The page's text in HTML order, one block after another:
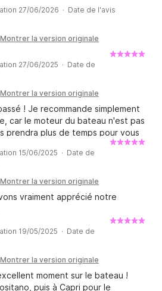
27/06/2026 · Date de l'avis
Montrer la version originale
27/06/2025 · Date de
Montrer la version originale
! Je recommande simplement
car le moteur du bateau n'est pas
prendra plus de temps pour vous
îles qu'avec d'autres bateaux, et
de temps à naviguer. Cependant,
et les instructions sont très
et je le referai !
15/06/2025 · Date de
Montrer la version originale
vraiment apprécié notre
19/05/2025 · Date de
Montrer la version originale
moment sur le bateau !
puis à Capri pour le